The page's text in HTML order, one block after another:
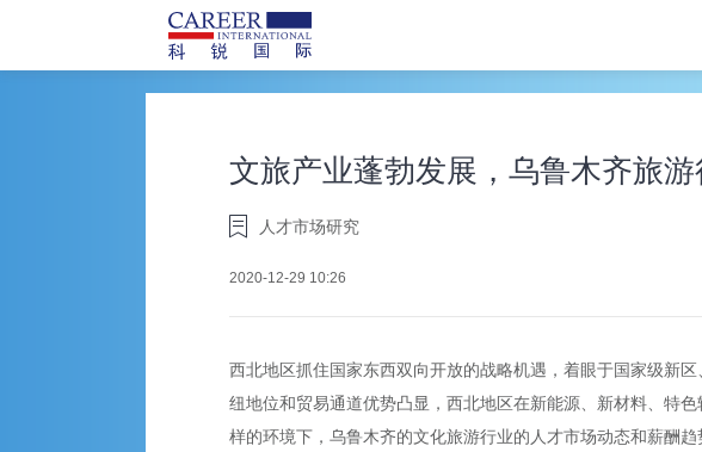
文旅产业蓬勃发展，乌鲁木齐旅
人才市场研究
2020-12-29 10:26
西北地区抓住国家东西双向开放的战略机遇，着眼于国家级新
纽地位和贸易通道优势凸显，西北地区在新能源、新材料、特
样的环境下，乌鲁木齐的文化旅游行业的人才市场动态和薪酬